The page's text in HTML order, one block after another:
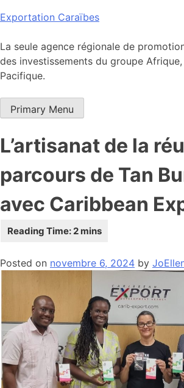
Skip
content
Exportation Caraïbes
La seule agence régionale de
des investissements du groupe
Pacifique.
Primary Menu
L’artisanat de la
parcours de Tan
avec Caribbean
Posted on novembre 6, 2024 by